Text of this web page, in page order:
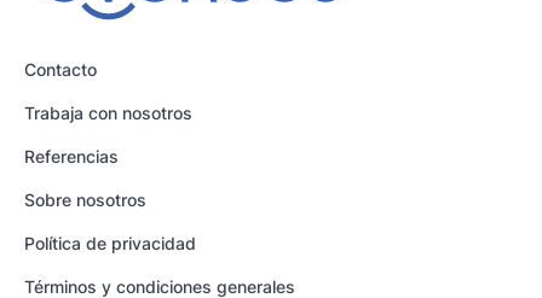
Contacto
Trabaja con nosotros
Referencias
Sobre nosotros
Política de privacidad
Términos y condiciones generales